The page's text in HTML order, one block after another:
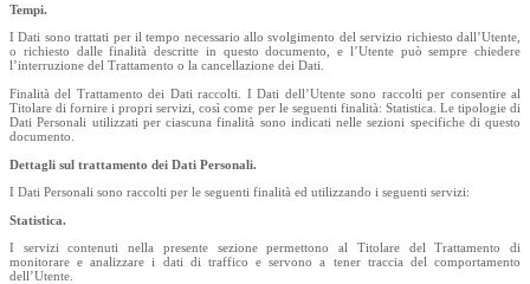
Tempi.
I Dati sono trattati per il tempo necessario allo svolgimento del servizio richiesto dall’Utente,
o richiesto dalle finalità descritte in questo documento, e l’Utente può sempre chiedere
l’interruzione del Trattamento o la cancellazione dei Dati.
Finalità del Trattamento dei Dati raccolti. I Dati dell’Utente sono raccolti per consentire al
Titolare di fornire i propri servizi, così come per le seguenti finalità: Statistica. Le tipologie di
Dati Personali utilizzati per ciascuna finalità sono indicati nelle sezioni specifiche di questo
documento.
Dettagli sul trattamento dei Dati Personali.
I Dati Personali sono raccolti per le seguenti finalità ed utilizzando i seguenti servizi:
Statistica.
I servizi contenuti nella presente sezione permettono al Titolare del Trattamento di
monitorare e analizzare i dati di traffico e servono a tener traccia del comportamento
dell’Utente.